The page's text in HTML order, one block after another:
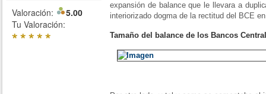
Valoración:
5.00
Tu Valoración:
*****
expansión de balance que le llevara a
interiorizado dogma de la rectitud del BCE
Tamaño del balance de los Bancos